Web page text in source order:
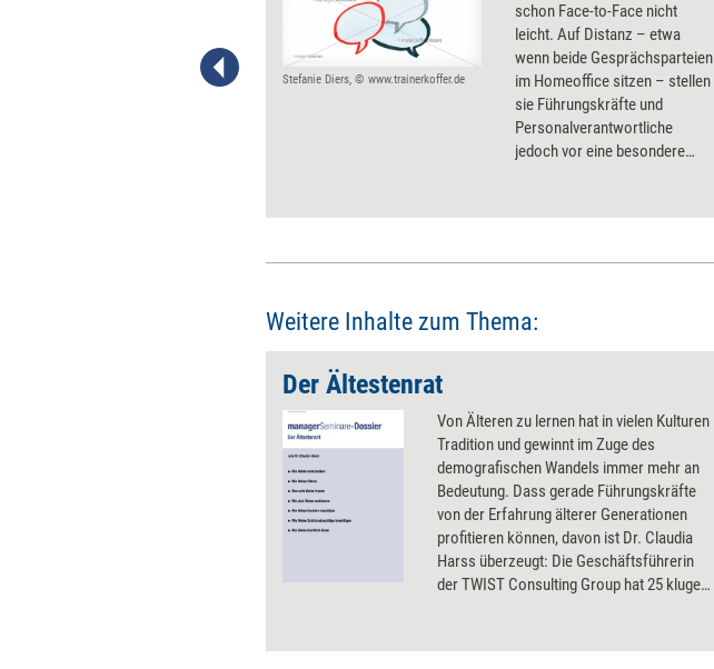
schaffen, gilt es, im virtuellen
Stefanie Diers, © www.trainerkoffer.de
schon Face-to-Face nicht
leicht. Auf Distanz – etwa
wenn beide Gesprächsparteien
im Homeoffice sitzen – stellen
sie Führungskräfte und
Personalverantwortliche
jedoch vor eine besondere
übermittelt und gleichzeitig
werden?
Weitere Inhalte zum Thema:
Der Ältestenrat
Von Älteren zu lernen hat in vielen Kulturen
Tradition und gewinnt im Zuge des
demografischen Wandels immer mehr an
Bedeutung. Dass gerade Führungskräfte
von der Erfahrung älterer Generationen
profitieren können, davon ist Dr. Claudia
Harss überzeugt: Die Geschäftsführerin
der TWIST Consulting Group hat 25 kluge
Die Ratschläge und Erfahrungen der